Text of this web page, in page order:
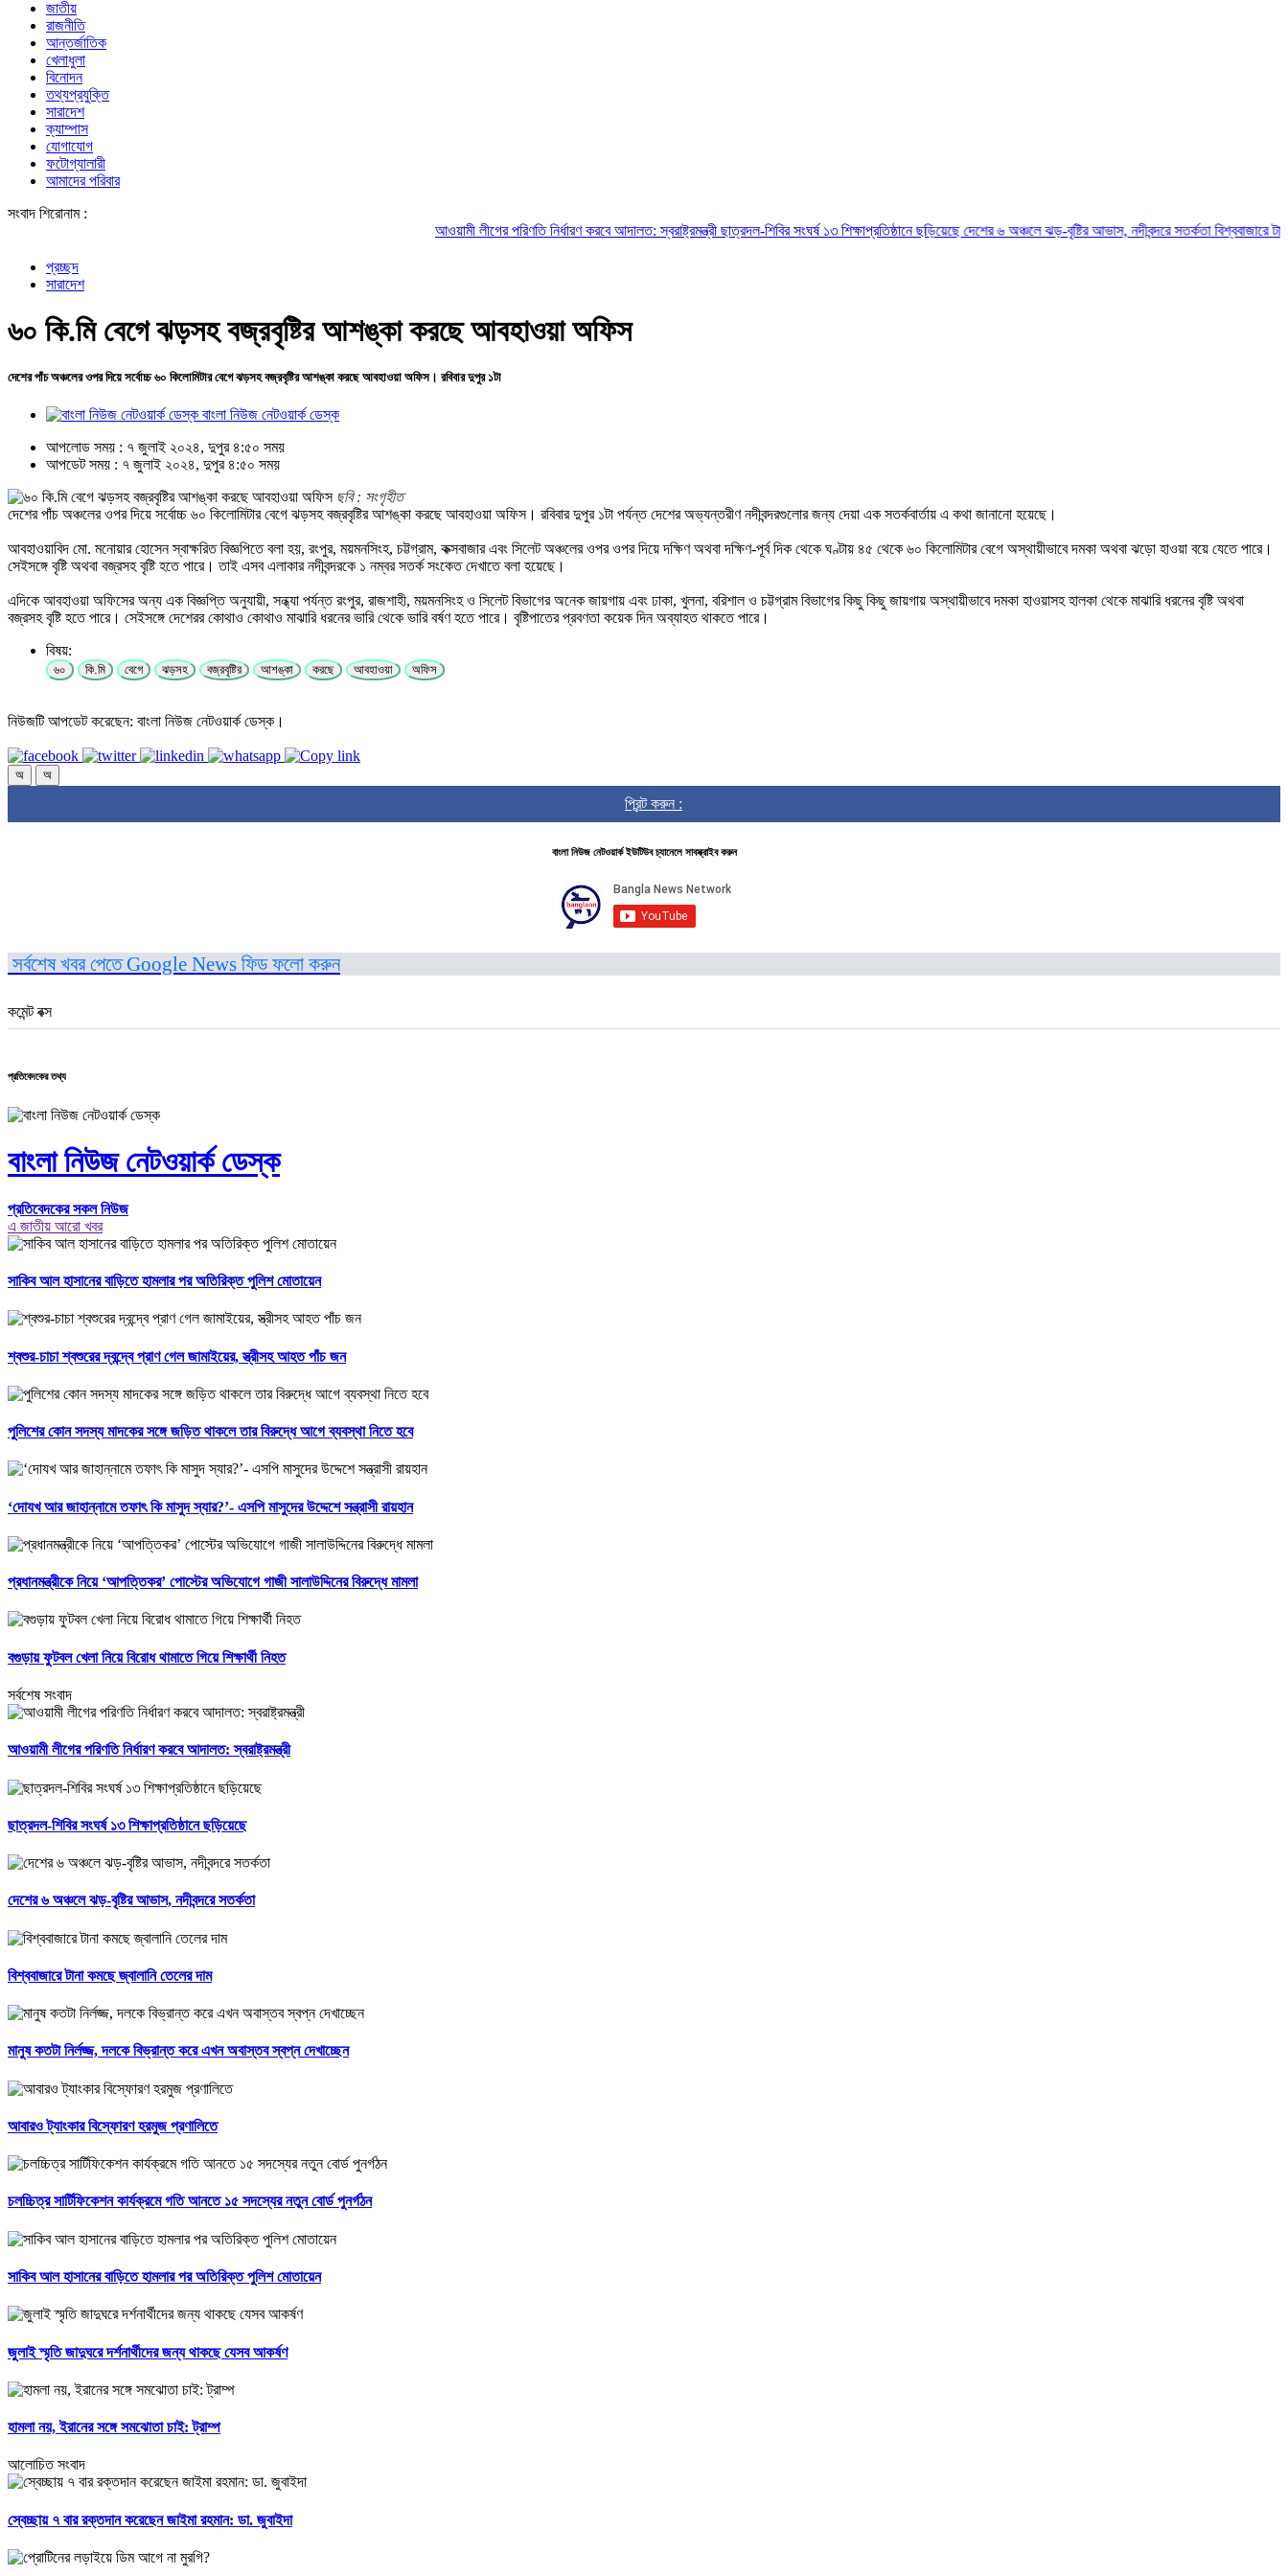
জাতীয়
রাজনীতি
আন্তর্জাতিক
খেলাধুলা
বিনোদন
তথ্যপ্রযুক্তি
সারাদেশ
ক্যাম্পাস
যোগাযোগ
ফটোগ্যালারী
আমাদের পরিবার
সংবাদ শিরোনাম :
আওয়ামী লীগের পরিণতি নির্ধারণ করবে আদালত: স্বরাষ্ট্রমন্ত্রীছাত্রদল-শিবির সংঘর্ষ ১৩ শিক্ষাপ্রতিষ্ঠানে ছড়িয়েছেদেশের ৬ অঞ্চলে ঝড়-বৃষ্টির আভাস, নদীবন্দরে সতর্কতাবিশ্ববাজারে টানা কমছে
প্রচ্ছদ
সারাদেশ
৬০ কি.মি বেগে ঝড়সহ বজ্রবৃষ্টির আশঙ্কা করছে আবহাওয়া অফিস
দেশের পাঁচ অঞ্চলের ওপর দিয়ে সর্বোচ্চ ৬০ কিলোমিটার বেগে ঝড়সহ বজ্রবৃষ্টির আশঙ্কা করছে আবহাওয়া অফিস। রবিবার দুপুর ১টা
বাংলা নিউজ নেটওয়ার্ক ডেস্ক
আপলোড সময় : ৭ জুলাই ২০২৪, দুপুর ৪:৫০ সময়
আপডেট সময় : ৭ জুলাই ২০২৪, দুপুর ৪:৫০ সময়
ছবি : সংগৃহীত
দেশের পাঁচ অঞ্চলের ওপর দিয়ে সর্বোচ্চ ৬০ কিলোমিটার বেগে ঝড়সহ বজ্রবৃষ্টির আশঙ্কা করছে আবহাওয়া অফিস। রবিবার দুপুর ১টা পর্যন্ত দেশের অভ্যন্তরীণ নদীবন্দরগুলোর জন্য দেয়া এক সতর্কবার্তায় এ কথা জানানো হয়েছে।
আবহাওয়াবিদ মো. মনোয়ার হোসেন স্বাক্ষরিত বিজ্ঞপিতে বলা হয়, রংপুর, ময়মনসিংহ, চট্টগ্রাম, কক্সবাজার এবং সিলেট অঞ্চলের ওপর ওপর দিয়ে দক্ষিণ অথবা দক্ষিণ-পূর্ব দিক থেকে ঘণ্টায় ৪৫ থেকে ৬০ কিলোমিটার বেগে অস্থায়ীভাবে দমকা অথবা ঝড়ো হাওয়া বয়ে যেতে পারে।
সেইসঙ্গে বৃষ্টি অথবা বজ্রসহ বৃষ্টি হতে পারে। তাই এসব এলাকার নদীবন্দরকে ১ নম্বর সতর্ক সংকেত দেখাতে বলা হয়েছে।
এদিকে আবহাওয়া অফিসের অন্য এক বিজ্ঞপ্তি অনুযায়ী, সন্ধ্যা পর্যন্ত রংপুর, রাজশাহী, ময়মনসিংহ ও সিলেট বিভাগের অনেক জায়গায় এবং ঢাকা, খুলনা, বরিশাল ও চট্টগ্রাম বিভাগের কিছু কিছু জায়গায় অস্থায়ীভাবে দমকা হাওয়াসহ হালকা থেকে মাঝারি ধরনের বৃষ্টি অথবা
বজ্রসহ বৃষ্টি হতে পারে। সেইসঙ্গে দেশেরর কোথাও কোথাও মাঝারি ধরনের ভারি থেকে ভারি বর্ষণ হতে পারে। বৃষ্টিপাতের প্রবণতা কয়েক দিন অব্যাহত থাকতে পারে।
বিষয়:
৬০ কি.মি বেগে ঝড়সহ বজ্রবৃষ্টির আশঙ্কা করছে আবহাওয়া অফিস
নিউজটি আপডেট করেছেন: বাংলা নিউজ নেটওয়ার্ক ডেস্ক।
অ অ
প্রিন্ট করুন :
বাংলা নিউজ নেটওয়ার্ক ইউটিউব চ্যানেলে সাবস্ক্রাইব করুন
সর্বশেষ খবর পেতে Google News ফিড ফলো করুন
কমেন্ট বক্স
প্রতিবেদকের তথ্য
বাংলা নিউজ নেটওয়ার্ক ডেস্ক
প্রতিবেদকের সকল নিউজ
এ জাতীয় আরো খবর
সাকিব আল হাসানের বাড়িতে হামলার পর অতিরিক্ত পুলিশ মোতায়েন
শ্বশুর-চাচা শ্বশুরের দ্বন্দ্বে প্রাণ গেল জামাইয়ের, স্ত্রীসহ আহত পাঁচ জন
পুলিশের কোন সদস্য মাদকের সঙ্গে জড়িত থাকলে তার বিরুদ্ধে আগে ব্যবস্থা নিতে হবে
‘দোযখ আর জাহান্নামে তফাৎ কি মাসুদ স্যার?’- এসপি মাসুদের উদ্দেশে সন্ত্রাসী রায়হান
প্রধানমন্ত্রীকে নিয়ে ‘আপত্তিকর’ পোস্টের অভিযোগে গাজী সালাউদ্দিনের বিরুদ্ধে মামলা
বগুড়ায় ফুটবল খেলা নিয়ে বিরোধ থামাতে গিয়ে শিক্ষার্থী নিহত
সর্বশেষ সংবাদ
আওয়ামী লীগের পরিণতি নির্ধারণ করবে আদালত: স্বরাষ্ট্রমন্ত্রী
ছাত্রদল-শিবির সংঘর্ষ ১৩ শিক্ষাপ্রতিষ্ঠানে ছড়িয়েছে
দেশের ৬ অঞ্চলে ঝড়-বৃষ্টির আভাস, নদীবন্দরে সতর্কতা
বিশ্ববাজারে টানা কমছে জ্বালানি তেলের দাম
মানুষ কতটা নির্লজ্জ, দলকে বিভ্রান্ত করে এখন অবাস্তব স্বপ্ন দেখাচ্ছেন
আবারও ট্যাংকার বিস্ফোরণ হরমুজ প্রণালিতে
চলচ্চিত্র সার্টিফিকেশন কার্যক্রমে গতি আনতে ১৫ সদস্যের নতুন বোর্ড পুনর্গঠন
সাকিব আল হাসানের বাড়িতে হামলার পর অতিরিক্ত পুলিশ মোতায়েন
জুলাই স্মৃতি জাদুঘরে দর্শনার্থীদের জন্য থাকছে যেসব আকর্ষণ
হামলা নয়, ইরানের সঙ্গে সমঝোতা চাই: ট্রাম্প
আলোচিত সংবাদ
স্বেচ্ছায় ৭ বার রক্তদান করেছেন জাইমা রহমান: ডা. জুবাইদা